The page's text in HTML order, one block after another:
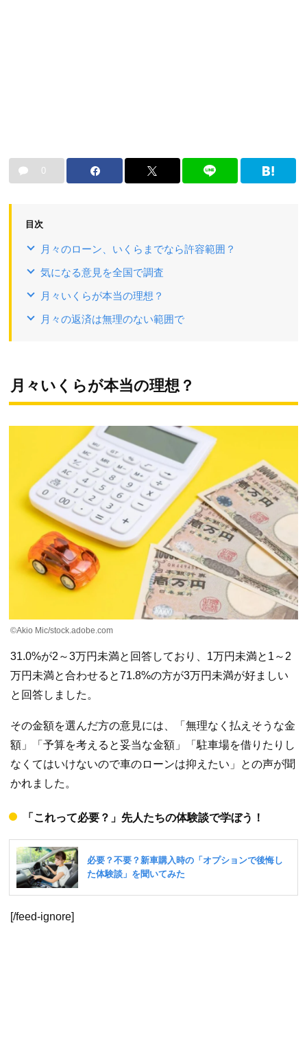
0
目次
月々のローン、いくらまでなら許容範囲？
気になる意見を全国で調査
月々いくらが本当の理想？
月々の返済は無理のない範囲で
月々いくらが本当の理想？
©Akio Mic/stock.adobe.com
31.0%が2～3万円未満と回答しており、1万円未満と1～2
万円未満と合わせると71.8%の方が3万円未満が好ましい
と回答しました。
その金額を選んだ方の意見には、「無理なく払えそうな金
額」「予算を考えると妥当な金額」「駐車場を借りたりし
なくてはいけないので車のローンは抑えたい」との声が聞
かれました。
「これって必要？」先人たちの体験談で学ぼう！
[/feed-ignore]